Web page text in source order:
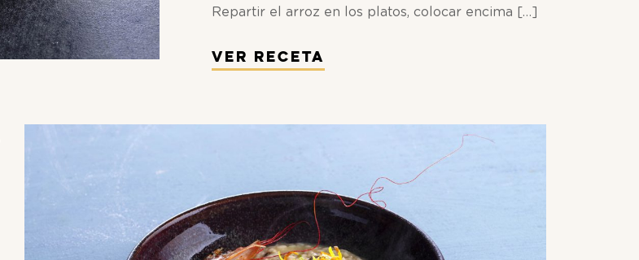
Repartir el arroz en los platos, colocar encima […]
Ver Receta